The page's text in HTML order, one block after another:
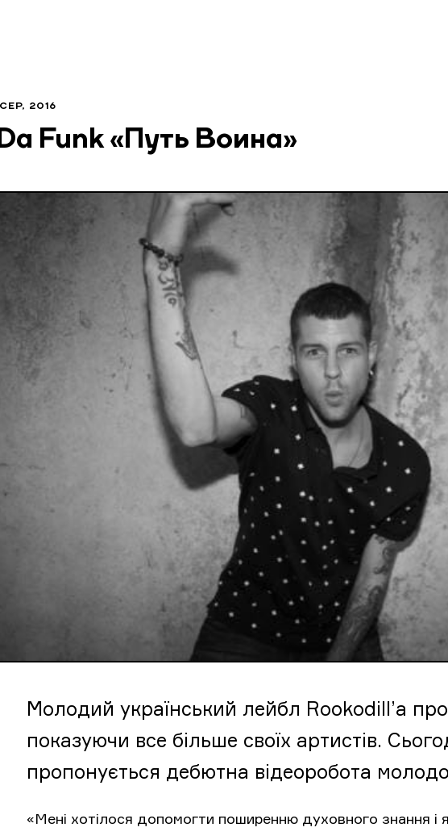
2016
Funk «Путь Воина»
Молодий український лейбл Rookodill’a
показуючи все більше своїх артистів.
пропонується дебютна відеоробота
«Мені хотілося допомогти поширенню духовного знання